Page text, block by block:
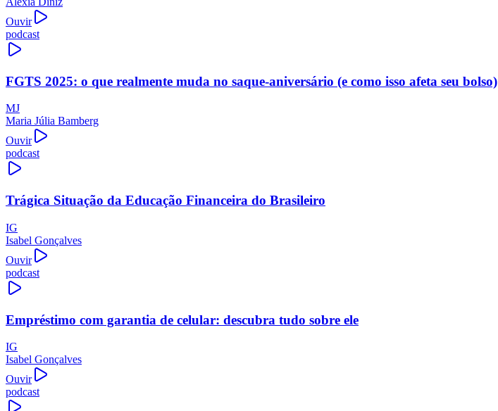
Ouvir
podcast
FGTS 2025: o que realmente muda no saque-aniversário (e como isso afeta seu bolso)
MJ
Maria Júlia Bamberg
Ouvir
podcast
Trágica Situação da Educação Financeira do Brasileiro
IG
Isabel Gonçalves
Ouvir
podcast
Empréstimo com garantia de celular: descubra tudo sobre ele
IG
Isabel Gonçalves
Ouvir
podcast